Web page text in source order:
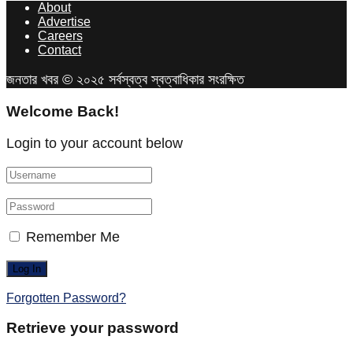
About
Advertise
Careers
Contact
জনতার খবর © ২০২৫ সর্বস্বত্ব স্বত্বাধিকার সংরক্ষিত
Welcome Back!
Login to your account below
Remember Me
Forgotten Password?
Retrieve your password